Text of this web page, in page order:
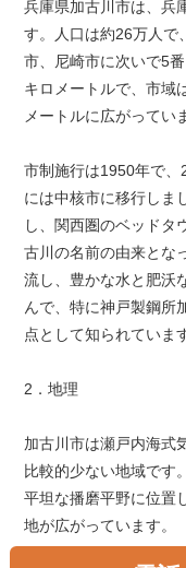
兵庫県加古川市は、兵
す。人口は約26万人で
市、尼崎市に次いで5
キロメートルで、市域
メートルに広がってい
市制施行は1950年で
には中核市に移行しま
し、関西圏のベッドタ
古川の名前の由来とな
流し、豊かな水と肥沃
んで、特に神戸製鋼所
点として知られていま
2．地理
加古川市は瀬戸内海式
比較的少ない地域です
平坦な播磨平野に位置
地が広がっています。